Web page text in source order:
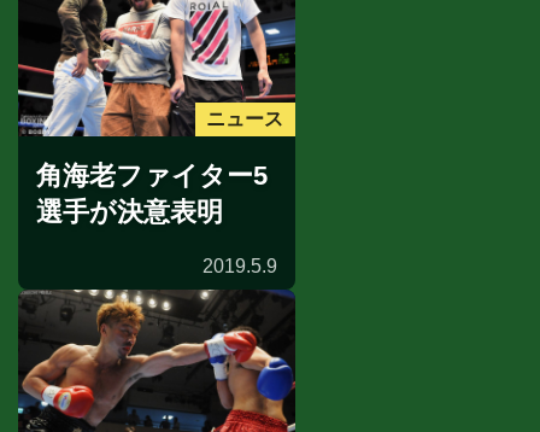
ニュース
角海老ファイター5
選手が決意表明
2019.5.9